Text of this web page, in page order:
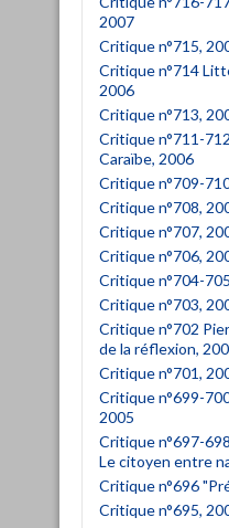
2007
Critique n°715,
Critique n°714
2006
Critique n°713,
Critique n°711-
Caraïbe, 2006
Critique n°709-
Critique n°708,
Critique n°707,
Critique n°706,
Critique n°704-
Critique n°703,
Critique n°702
de la réflexion,
Critique n°701,
Critique n°699-
2005
Critique n°697-
Le citoyen entre
Critique n°696
Critique n°695,